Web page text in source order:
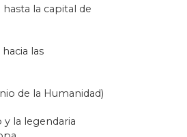
la
a los
la capital de
las
de la Humanidad)
la legendaria